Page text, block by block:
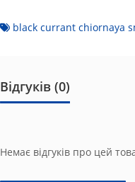
black currant chiornaya
Відгуків (0)
Немає відгуків про цей